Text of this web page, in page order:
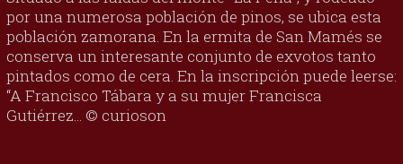
por una numerosa población de pinos, se ubica esta
población zamorana. En la ermita de San Mamés se
conserva un interesante conjunto de exvotos tanto
pintados como de cera. En la inscripción puede leerse:
“A Francisco Tábara y a su mujer Francisca
Gutiérrez... © curioson